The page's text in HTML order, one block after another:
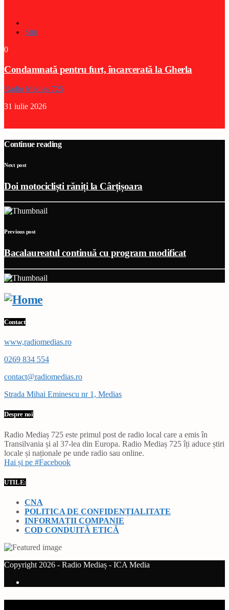
Stiri
0
Condamnată pentru furt, încarcerată la Gherla
Radio Medias 725
31 iulie 2026
Continue reading
Next post
Doi motocicliști răniți la Cârțișoara
Previous post
Bacalaureatul continuă cu program modificat
Contact
www,radiomedias.ro
0269 834 554
contact@radiomedias.ro
Strada Mihai Eminescu nr 1, Medias
Despre noi
Radio Mediaș 725 este primul post de radio local care a emis în
Transilvania și al 37-lea din Europa. Radio Mediaș 725 îți aduce știri
locale și naționale pe unde radio sau online.
Hai și pe #Facebook
UTILE:
CNA
POLITICA DE CONFIDENȚIALITATE
INFORMAȚII COMPANIE
COD CONDUITĂ ETICĂ
Copyright 2026 - Radio Mediaș - ICA Media